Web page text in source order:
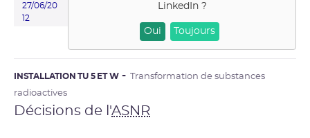
27/06/20
12
LinkedIn?
Oui Toujours
INSTALLATION TU 5 ET W
Transformation de substances
radioactives
Décisions de l'ASNR